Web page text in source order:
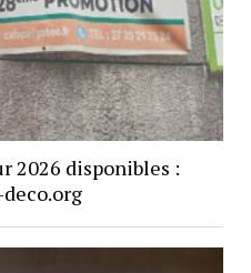
2026 disponibles :